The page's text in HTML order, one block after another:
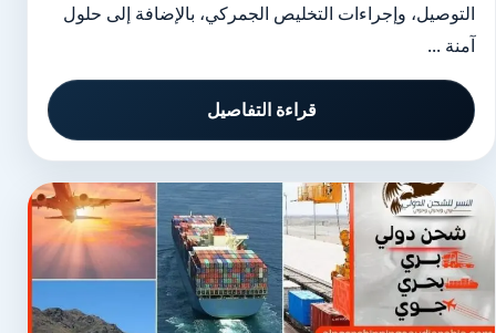
التوصيل، وإجراءات التخليص الجمركي، بالإضافة إلى حلول
آمنة ...
قراءة التفاصيل